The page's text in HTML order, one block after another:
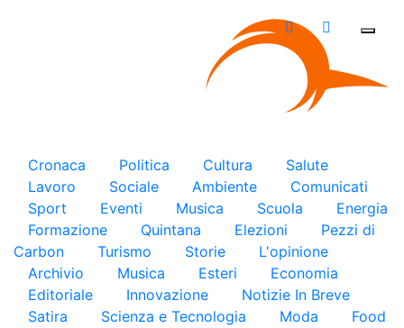
Cronaca Politica Cultura
Salute
Lavoro
Sociale Ambiente
Comunicati
Sport
Eventi Musica Scuola
Energia
Formazione
Quintana Elezioni
Pezzi di
Carbon
Turismo Storie
L'opinione
Archivio
Musica Esteri
Economia
Editoriale
Innovazione
Notizie In Breve
Satira
Scienza e Tecnologia Moda
Food